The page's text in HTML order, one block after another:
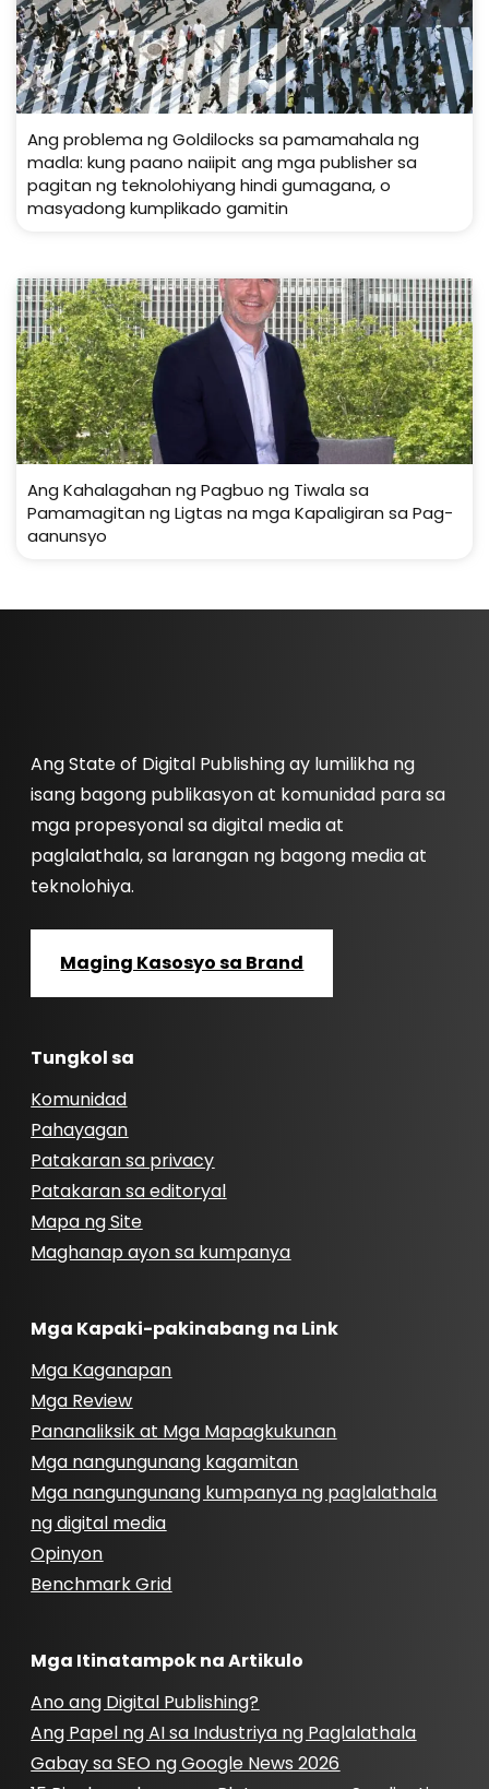
Ang problema ng Goldilocks sa pamamahala ng
madla: kung paano naiipit ang mga publisher sa
pagitan ng teknolohiyang hindi gumagana, o
masyadong kumplikado gamitin
Ang Kahalagahan ng Pagbuo ng Tiwala sa
Pamamagitan ng Ligtas na mga Kapaligiran sa Pag-
aanunsyo
Ang State of Digital Publishing ay lumilikha ng
isang bagong publikasyon at komunidad para sa
mga propesyonal sa digital media at
paglalathala, sa larangan ng bagong media at
teknolohiya.
Maging Kasosyo sa Brand
Tungkol sa
Komunidad
Pahayagan
Patakaran sa privacy
Patakaran sa editoryal
Mapa ng Site
Maghanap ayon sa kumpanya
Mga Kapaki-pakinabang na Link
Mga Kaganapan
Mga Review
Pananaliksik at Mga Mapagkukunan
Mga nangungunang kagamitan
Mga nangungunang kumpanya ng paglalathala
ng digital media
Opinyon
Benchmark Grid
Mga Itinatampok na Artikulo
Ano ang Digital Publishing?
Ang Papel ng AI sa Industriya ng Paglalathala
Gabay sa SEO ng Google News 2026